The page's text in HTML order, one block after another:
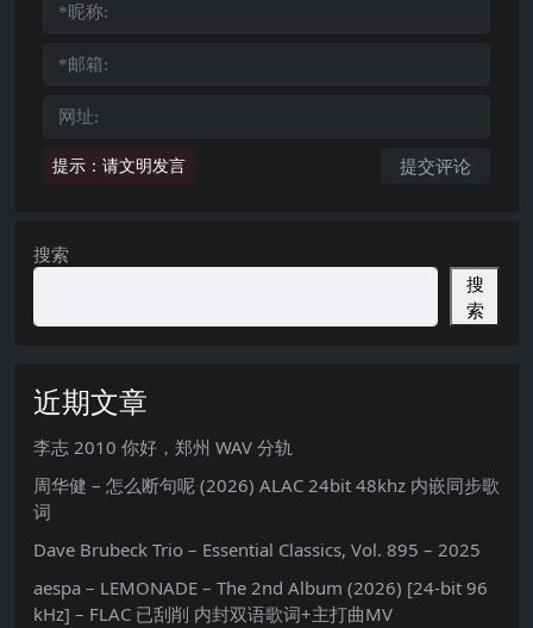
提示：请文明发言
搜索
搜
索
近期文章
李志 2010 你好，郑州 WAV 分轨
周华健 – 怎么断句呢 (2026) ALAC 24bit 48khz 内嵌同步歌
词
Dave Brubeck Trio – Essential Classics, Vol. 895 – 2025
aespa – LEMONADE – The 2nd Album (2026) [24-bit 96
kHz] – FLAC 已刮削 内封双语歌词+主打曲MV